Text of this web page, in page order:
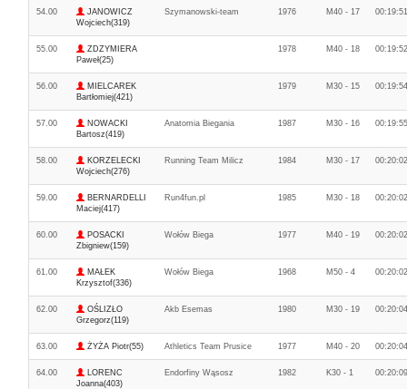
54.00
JANOWICZ
Wojciech(319)
Szymanowski-team 1976 M40 - 17 00:19:51
55.00
ZDZYMIERA
Paweł(25)
1978 M40 - 18 00:19:52
56.00
MIELCAREK
Bartłomiej(421)
1979 M30 - 15 00:19:54
57.00
NOWACKI
Bartosz(419)
Anatomia Biegania 1987 M30 - 16 00:19:55
58.00
KORZELECKI
Wojciech(276)
Running Team Milicz 1984 M30 - 17 00:20:02
59.00
BERNARDELLI
Maciej(417)
Run4fun.pl 1985 M30 - 18 00:20:02
60.00
POSACKI
Zbigniew(159)
Wołów Biega 1977 M40 - 19 00:20:02
61.00
MAŁEK
Krzysztof(336)
Wołów Biega 1968 M50 - 4 00:20:02
62.00
OŚLIZŁO
Grzegorz(119)
Akb Esemas 1980 M30 - 19 00:20:04
63.00 ŻYŻA Piotr(55) Athletics Team Prusice 1977 M40 - 20 00:20:04
64.00
LORENC
Joanna(403)
Endorfiny Wąsosz 1982 K30 - 1 00:20:09